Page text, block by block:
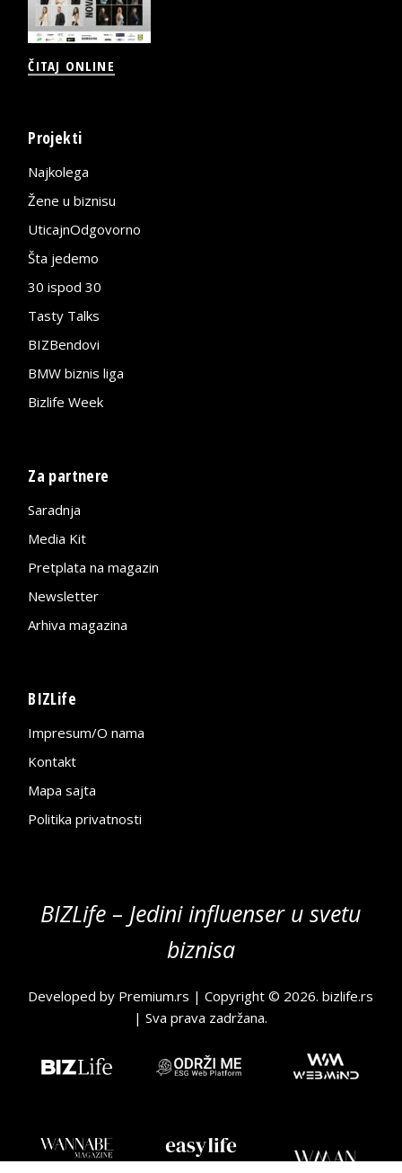
ČITAJ ONLINE
Projekti
Najkolega
Žene u biznisu
UticajnOdgovorno
Šta jedemo
30 ispod 30
Tasty Talks
BIZBendovi
BMW biznis liga
Bizlife Week
Za partnere
Saradnja
Media Kit
Pretplata na magazin
Newsletter
Arhiva magazina
BIZLife
Impresum/O nama
Kontakt
Mapa sajta
Politika privatnosti
BIZLife – Jedini influenser u svetu
biznisa
Developed by Premium.rs | Copyright © 2026.bizlife.rs
| Sva prava zadržana.